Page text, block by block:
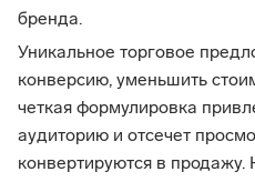
бренда.
Уникальное торговое
конверсию, уменьшить
четкая формулировка
аудиторию и отсечет
конвертируются в